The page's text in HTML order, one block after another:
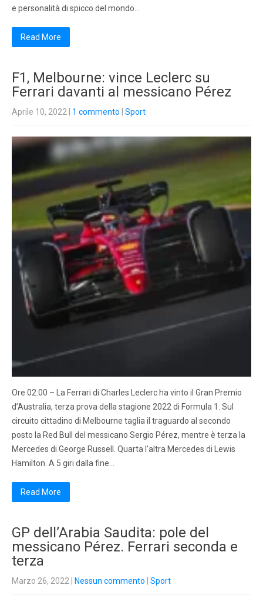
e personalità di spicco del mondo…
Read More
F1, Melbourne: vince Leclerc su
Ferrari davanti al messicano Pérez
Aprile 10, 2022 1 commento Sport
Ore 02.00 – La Ferrari di Charles Leclerc ha vinto il Gran Premio
d’Australia, terza prova della stagione 2022 di Formula 1. Sul
circuito cittadino di Melbourne taglia il traguardo al secondo
posto la Red Bull del messicano Sergio Pérez, mentre è terza la
Mercedes di George Russell. Quarta l’altra Mercedes di Lewis
Hamilton. A 5 giri dalla fine…
Read More
GP dell’Arabia Saudita: pole del
messicano Pérez. Ferrari seconda e
terza
Marzo 26, 2022 Nessun commento Sport